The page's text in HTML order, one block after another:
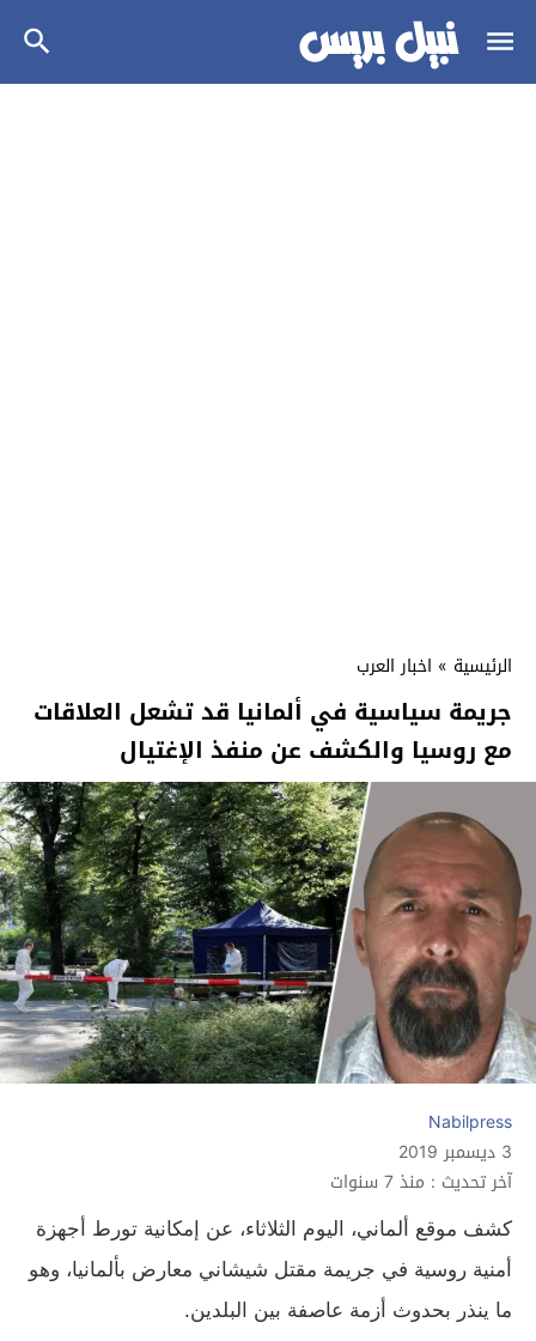
الرئيسية » اخبار العرب
جريمة سياسية في ألمانيا قد تشعل العلاقات
مع روسيا والكشف عن منفذ الإغتيال
Nabilpress
3 ديسمبر 2019
آخر تحديث : منذ 7 سنوات
كشف موقع ألماني، اليوم الثلاثاء، عن إمكانية تورط أجهزة
أمنية روسية في جريمة مقتل شيشاني معارض بألمانيا، وهو
ما ينذر بحدوث أزمة عاصفة بين البلدين.